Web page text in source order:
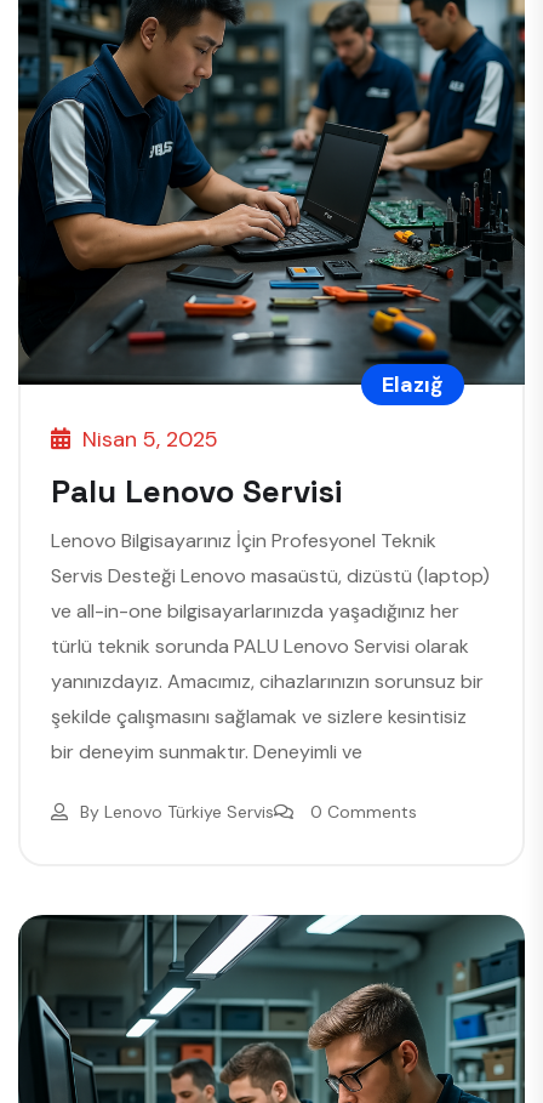
Elazığ
Nisan 5, 2025
Palu Lenovo Servisi
Lenovo Bilgisayarınız İçin Profesyonel Teknik
Servis Desteği Lenovo masaüstü, dizüstü (laptop)
ve all-in-one bilgisayarlarınızda yaşadığınız her
türlü teknik sorunda PALU Lenovo Servisi olarak
yanınızdayız. Amacımız, cihazlarınızın sorunsuz bir
şekilde çalışmasını sağlamak ve sizlere kesintisiz
bir deneyim sunmaktır. Deneyimli ve
By Lenovo Türkiye Servis 0 Comments